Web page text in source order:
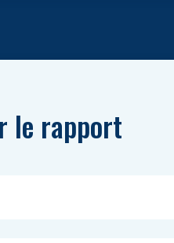
le rapport